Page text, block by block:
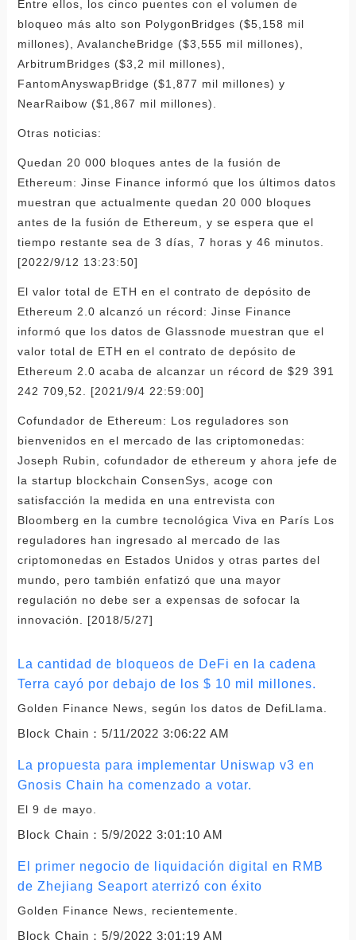
Entre ellos, los cinco puentes con el volumen de
bloqueo más alto son PolygonBridges ($5,158 mil
millones), AvalancheBridge ($3,555 mil millones),
ArbitrumBridges ($3,2 mil millones),
FantomAnyswapBridge ($1,877 mil millones) y
NearRaibow ($1,867 mil millones).
Otras noticias:
Quedan 20 000 bloques antes de la fusión de
Ethereum: Jinse Finance informó que los últimos datos
muestran que actualmente quedan 20 000 bloques
antes de la fusión de Ethereum, y se espera que el
tiempo restante sea de 3 días, 7 horas y 46 minutos.
[2022/9/12 13:23:50]
El valor total de ETH en el contrato de depósito de
Ethereum 2.0 alcanzó un récord: Jinse Finance
informó que los datos de Glassnode muestran que el
valor total de ETH en el contrato de depósito de
Ethereum 2.0 acaba de alcanzar un récord de $29 391
242 709,52. [2021/9/4 22:59:00]
Cofundador de Ethereum: Los reguladores son
bienvenidos en el mercado de las criptomonedas:
Joseph Rubin, cofundador de ethereum y ahora jefe de
la startup blockchain ConsenSys, acoge con
satisfacción la medida en una entrevista con
Bloomberg en la cumbre tecnológica Viva en París Los
reguladores han ingresado al mercado de las
criptomonedas en Estados Unidos y otras partes del
mundo, pero también enfatizó que una mayor
regulación no debe ser a expensas de sofocar la
innovación. [2018/5/27]
La cantidad de bloqueos de DeFi en la cadena
Terra cayó por debajo de los $ 10 mil millones.
Golden Finance News, según los datos de DefiLlama.
Block Chain： 5/11/2022 3:06:22 AM
La propuesta para implementar Uniswap v3 en
Gnosis Chain ha comenzado a votar.
El 9 de mayo.
Block Chain： 5/9/2022 3:01:10 AM
El primer negocio de liquidación digital en RMB
de Zhejiang Seaport aterrizó con éxito
Golden Finance News, recientemente.
Block Chain： 5/9/2022 3:01:19 AM